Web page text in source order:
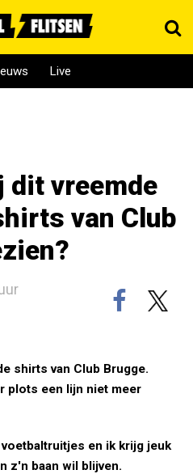
Live
dit vreemde
van Club
shirts van Club Brugge.
plots een lijn niet meer
en ik krijg jeuk
z'n baan wil blijven.